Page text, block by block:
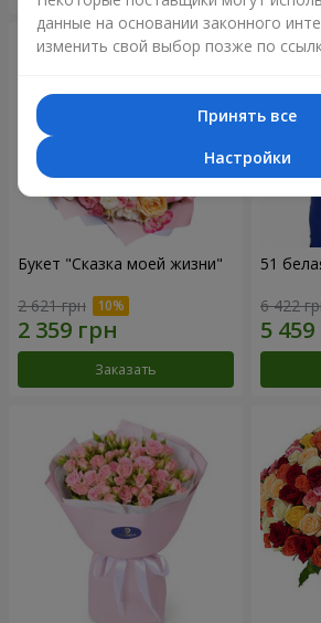
Букет "Сказка моей жизни"
2 621 грн
Заказать
51
6 422
данные на основании законного
изменить свой выбор позже по
Принять все
Настройки